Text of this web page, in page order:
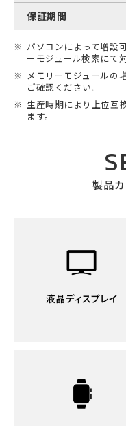
保証期間
パソコンによって増設
ーモジュール検索にて
メモリーモジュールの
ご確認ください。
生産時期により上位互
ます。
製品